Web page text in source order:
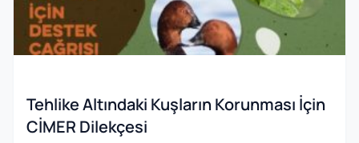
Tehlike Altındaki Kuşların Korunması İçin
CİMER Dilekçesi